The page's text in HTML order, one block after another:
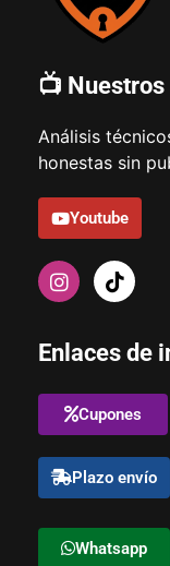
📺
Análisis
honestas sin
Youtube
Enlaces de
Cupones
Plazo envío
Whatsapp